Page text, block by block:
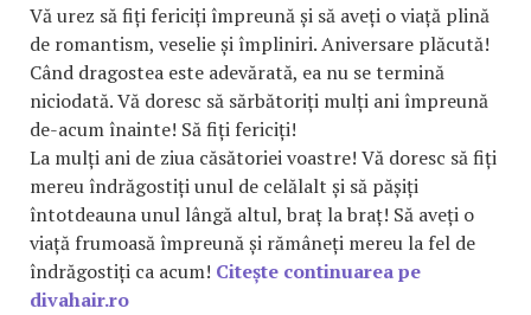
Vă urez să fiți fericiți împreună și să aveți o viață plină
de romantism, veselie și împliniri. Aniversare plăcută!
Când dragostea este adevărată, ea nu se termină
niciodată. Vă doresc să sărbătoriți mulți ani împreună
de-acum înainte! Să fiți fericiți!
La mulți ani de ziua căsătoriei voastre! Vă doresc să fiți
mereu îndrăgostiți unul de celălalt și să pășiți
întotdeauna unul lângă altul, braț la braț! Să aveți o
viață frumoasă împreună și rămâneți mereu la fel de
îndrăgostiți ca acum! Citește continuarea pe
divahair.ro